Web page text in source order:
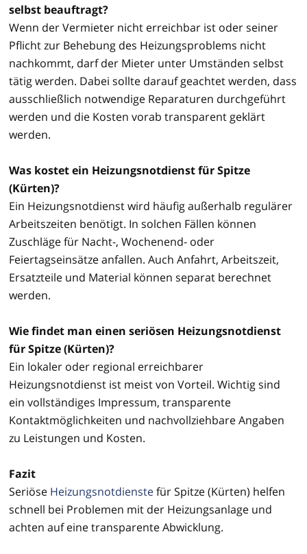
selbst beauftragt?
Wenn der Vermieter nicht erreichbar ist oder seiner
Pflicht zur Behebung des Heizungsproblems nicht
nachkommt, darf der Mieter unter Umständen selbst
tätig werden. Dabei sollte darauf geachtet werden, dass
ausschließlich notwendige Reparaturen durchgeführt
werden und die Kosten vorab transparent geklärt
werden.
Was kostet ein Heizungsnotdienst für Spitze
(Kürten)?
Ein Heizungsnotdienst wird häufig außerhalb regulärer
Arbeitszeiten benötigt. In solchen Fällen können
Zuschläge für Nacht-, Wochenend- oder
Feiertagseinsätze anfallen. Auch Anfahrt, Arbeitszeit,
Ersatzteile und Material können separat berechnet
werden.
Wie findet man einen seriösen Heizungsnotdienst
für Spitze (Kürten)?
Ein lokaler oder regional erreichbarer
Heizungsnotdienst ist meist von Vorteil. Wichtig sind
ein vollständiges Impressum, transparente
Kontaktmöglichkeiten und nachvollziehbare Angaben
zu Leistungen und Kosten.
Fazit
Seriöse Heizungsnotdienstefür Spitze (Kürten) helfen
schnell bei Problemen mit der Heizungsanlage und
achten auf eine transparente Abwicklung.